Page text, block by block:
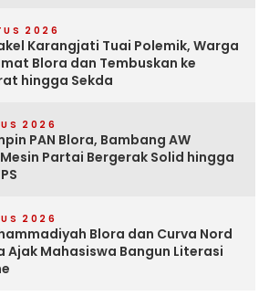
2026
Karangjati Tuai Polemik, Warga
Blora dan Tembuskan ke
hingga Sekda
2026
PAN Blora, Bambang AW
Partai Bergerak Solid hingga
2026
Blora dan Curva Nord
Ajak Mahasiswa Bangun Literasi